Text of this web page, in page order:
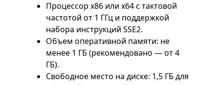
Процессор x86 или x64 с тактовой
частотой от 1 ГГц и поддержкой
набора инструкций SSE2.
Объем оперативной памяти: не
менее 1 ГБ (рекомендовано — от 4
ГБ).
Свободное место на диске: 1,5 ГБ для